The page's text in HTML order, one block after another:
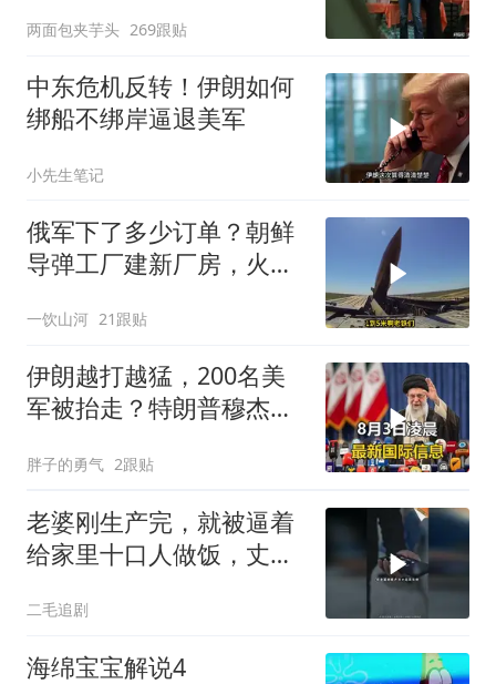
两面包夹芋头 269跟贴
中东危机反转！伊朗如何
绑船不绑岸逼退美军
小先生笔记
俄军下了多少订单？朝鲜
导弹工厂建新厂房，火星
一饮山河 21跟贴
伊朗越打越猛，200名美
军被抬走？特朗普穆杰塔
胖子的勇气 2跟贴
老婆刚生产完，就被逼着
给家里十口人做饭，丈夫
二毛追剧
海绵宝宝解说4